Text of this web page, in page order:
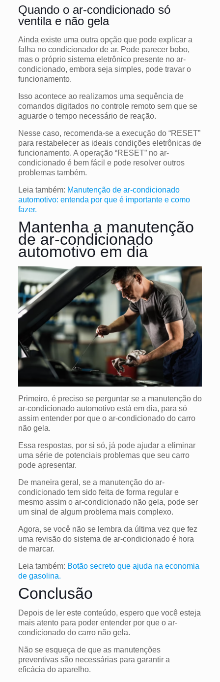
Quando o ar-condicionado só
ventila e não gela
Ainda existe uma outra opção que pode explicar a
falha no condicionador de ar. Pode parecer bobo,
mas o próprio sistema eletrônico presente no ar-
condicionado, embora seja simples, pode travar o
funcionamento.
Isso acontece ao realizamos uma sequência de
comandos digitados no controle remoto sem que se
aguarde o tempo necessário de reação.
Nesse caso, recomenda-se a execução do “RESET”
para restabelecer as ideais condições eletrônicas de
funcionamento. A operação “RESET” no ar-
condicionado é bem fácil e pode resolver outros
problemas também.
Leia também: Manutenção de ar-condicionado
automotivo: entenda por que é importante e como
fazer.
Mantenha a manutenção
de ar-condicionado
automotivo em dia
Primeiro, é preciso se perguntar se a manutenção do
ar-condicionado automotivo está em dia, para só
assim entender por que o ar-condicionado do carro
não gela.
Essa respostas, por si só, já pode ajudar a eliminar
uma série de potenciais problemas que seu carro
pode apresentar.
De maneira geral, se a manutenção do ar-
condicionado tem sido feita de forma regular e
mesmo assim o ar-condicionado não gela, pode ser
um sinal de algum problema mais complexo.
Agora, se você não se lembra da última vez que fez
uma revisão do sistema de ar-condicionado é hora
de marcar.
Leia também: Botão secreto que ajuda na economia
de gasolina.
Conclusão
Depois de ler este conteúdo, espero que você esteja
mais atento para poder entender por que o ar-
condicionado do carro não gela.
Não se esqueça de que as manutenções
preventivas são necessárias para garantir a
eficácia do aparelho.